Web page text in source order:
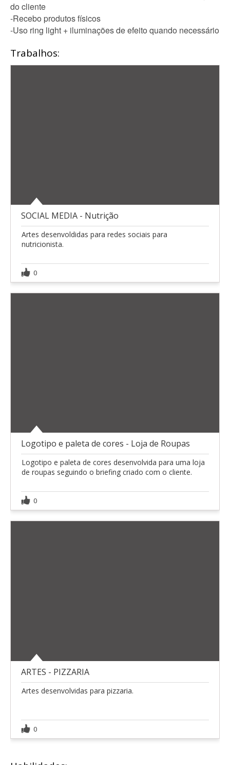
do cliente
-Recebo produtos físicos
-Uso ring light + iluminações de efeito quando necessário
Trabalhos:
SOCIAL MEDIA - Nutrição
Artes desenvoldidas para redes sociais para
nutricionista.
0
Logotipo e paleta de cores - Loja de Roupas
Logotipo e paleta de cores desenvolvida para uma loja
de roupas seguindo o briefing criado com o cliente.
0
ARTES - PIZZARIA
Artes desenvolvidas para pizzaria.
0